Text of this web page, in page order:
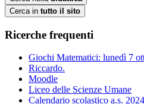
Cerca in tutto il sito
Ricerche frequenti
Giochi Matematici: lunedì 7
Riccardo.
Moodle
Liceo delle Scienze Umane
Calendario scolastico a.s.